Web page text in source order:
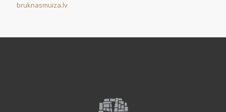
bruknasmuiza.lv